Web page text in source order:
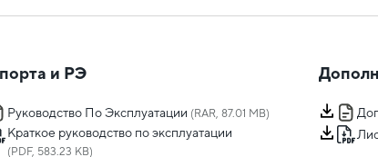
и РЭ
Руководство По Эксплуатации (RAR, 87.01 MB)
Краткое руководство по эксплуатации
(PDF, 583.23 KB)